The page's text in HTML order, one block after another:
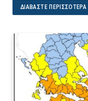
ΔΙΑΒΆΣΤΕ ΠΕΡΙΣΣΌΤΕΡΑ